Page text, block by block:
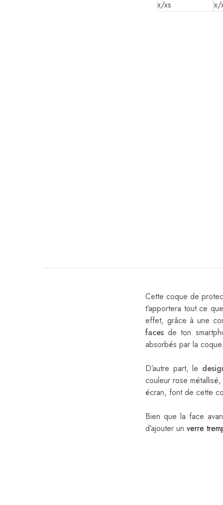
Cette coque de
t’apportera tout ce
effet, grâce à une
faces de ton
absorbés par la coque.
D’autre part, le
couleur rose
écran, font de cette
Bien que la face
d’ajouter un verre